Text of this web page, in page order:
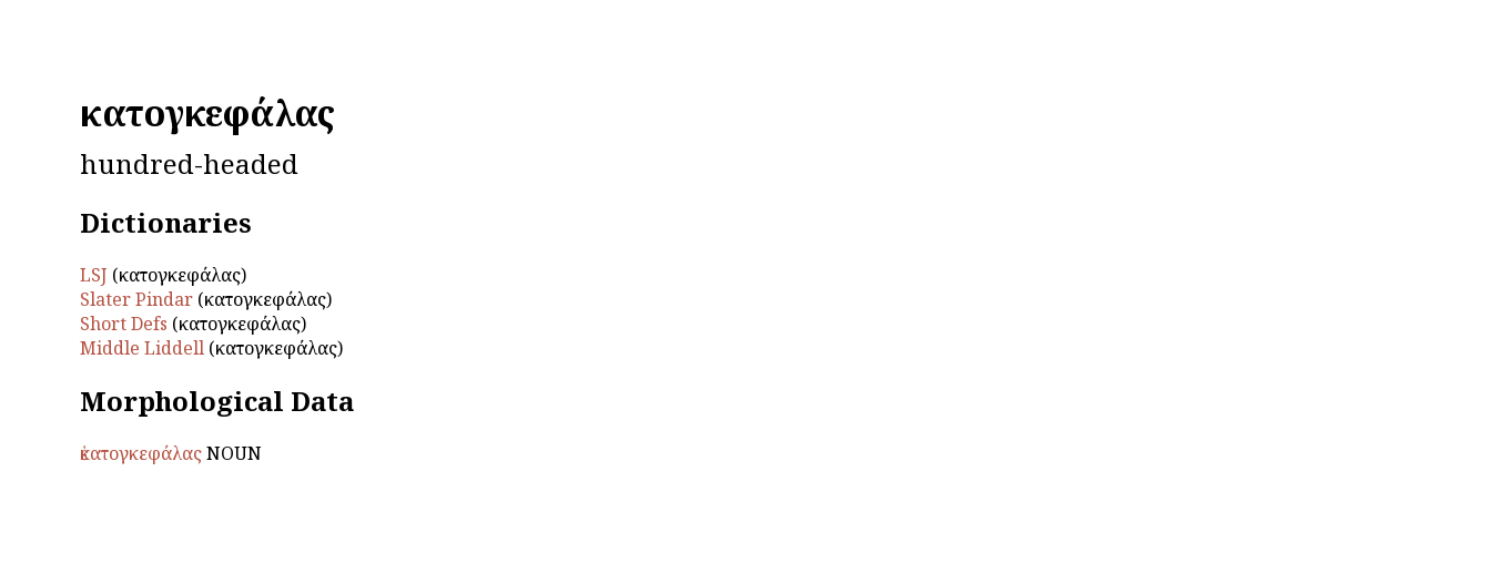
ἑκατογκεφάλας
hundred-headed
Dictionaries
LSJ (ἑκατογκεφάλας)
Slater Pindar (ἑκατογκεφάλας)
Short Defs (ἑκατογκεφάλας)
Middle Liddell (ἑκατογκεφάλας)
Morphological Data
ἑκατογκεφάλαςNOUN